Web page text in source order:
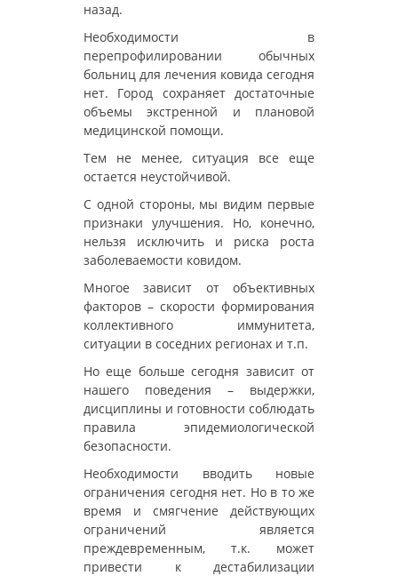
назад.
Необходимости в
перепрофилировании обычных
больниц для лечения ковида сегодня
нет. Город сохраняет достаточные
объемы экстренной и плановой
медицинской помощи.
Тем не менее, ситуация все еще
остается неустойчивой.
С одной стороны, мы видим первые
признаки улучшения. Но, конечно,
нельзя исключить и риска роста
заболеваемости ковидом.
Многое зависит от объективных
факторов – скорости формирования
коллективного иммунитета,
ситуации в соседних регионах и т.п.
Но еще больше сегодня зависит от
нашего поведения – выдержки,
дисциплины и готовности соблюдать
правила эпидемиологической
безопасности.
Необходимости вводить новые
ограничения сегодня нет. Но в то же
время и смягчение действующих
ограничений является
преждевременным, т.к. может
привести к дестабилизации